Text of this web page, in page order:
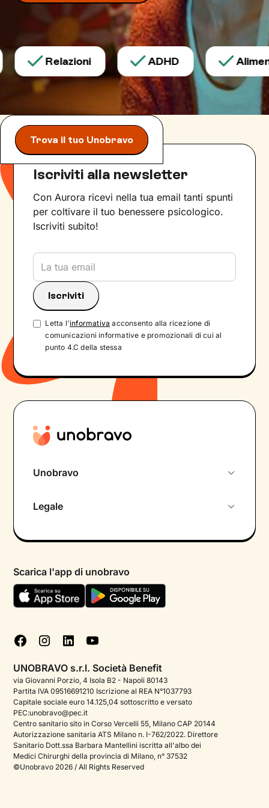
Relazioni ADHD
Trova il tuo Unobravo
Iscriviti alla newsletter
Con Aurora ricevi nella tua email tanti spunti
per coltivare il tuo benessere psicologico.
Iscriviti subito!
Letta l'informativa acconsento alla ricezione di
comunicazioni informative e promozionali di cui al
punto 4.C della stessa
Unobravo
Psicologo in chat
Aiuto urgente
FAQ
Podcast di psicologia
Corporate
Psicologo italiano all'estero
Approfondimenti sulla salute mentale
Sala stampa
Legale
Termini e condizioni
Informativa Privacy
Cookie policy
Gestisci cookie
Scarica l'app di unobravo
UNOBRAVO s.r.l. Società Benefit
via Giovanni Porzio, 4 Isola B2 - Napoli 80143
Partita IVA 09516691210 Iscrizione al REA N°1037793
Capitale sociale euro 14.125,04 sottoscritto e versato
PEC:unobravo@pec.it
Centro sanitario sito in Corso Vercelli 55, Milano CAP 20144
Autorizzazione sanitaria ATS Milano n. I-762/2022. Direttore
Sanitario Dott.ssa Barbara Mantellini iscritta all'albo dei
Medici Chirurghi della provincia di Milano, n° 37532
©Unobravo 2026 / All Rights Reserved